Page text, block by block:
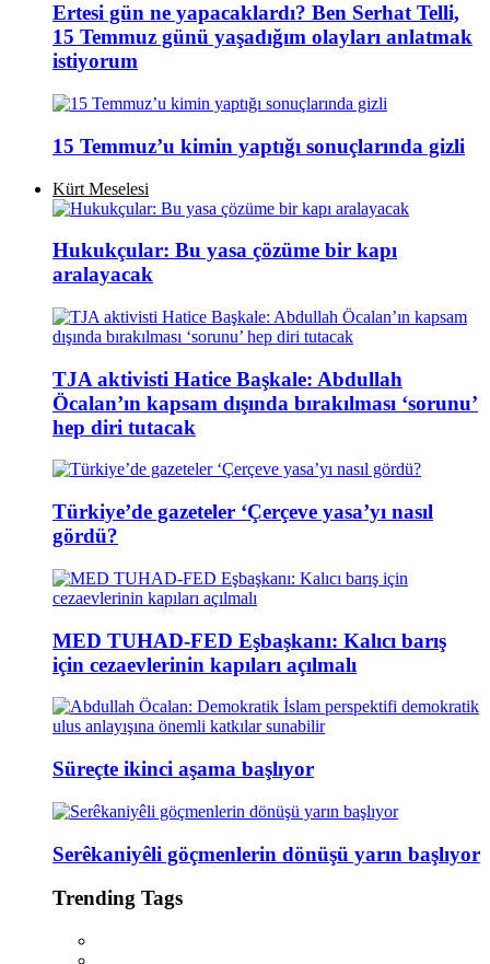
Ertesi gün ne yapacaklardı? Ben Serhat Telli,
15 Temmuz günü yaşadığım olayları anlatmak
istiyorum
15 Temmuz’u kimin yaptığı sonuçlarında gizli
Kürt Meselesi
Hukukçular: Bu yasa çözüme bir kapı
aralayacak
TJA aktivisti Hatice Başkale: Abdullah
Öcalan’ın kapsam dışında bırakılması ‘sorunu’
hep diri tutacak
Türkiye’de gazeteler ‘Çerçeve yasa’yı nasıl
gördü?
MED TUHAD-FED Eşbaşkanı: Kalıcı barış
için cezaevlerinin kapıları açılmalı
Süreçte ikinci aşama başlıyor
Serêkaniyêli göçmenlerin dönüşü yarın başlıyor
Trending Tags